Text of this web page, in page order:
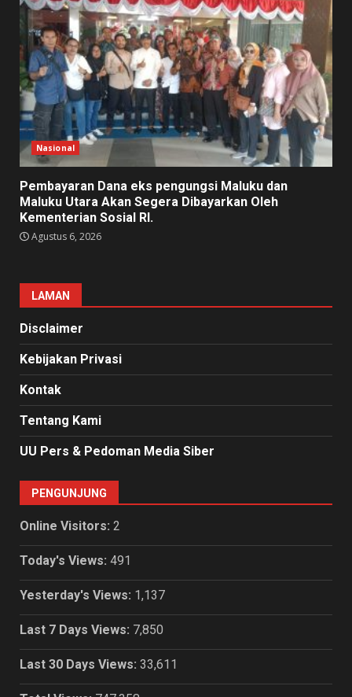
Nasional
Pembayaran Dana eks pengungsi Maluku dan
Maluku Utara Akan Segera Dibayarkan Oleh
Kementerian Sosial RI.
Agustus 6, 2026
LAMAN
Disclaimer
Kebijakan Privasi
Kontak
Tentang Kami
UU Pers & Pedoman Media Siber
PENGUNJUNG
Online Visitors: 2
Today's Views: 491
Yesterday's Views: 1,137
Last 7 Days Views: 7,850
Last 30 Days Views: 33,611